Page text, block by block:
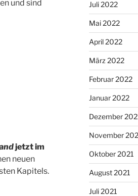
und sind
jetzt im
neuen
Kapitels.
Juli 2022
Mai 2022
April 2022
März 2022
Februar 2022
Januar 2022
Dezember
November
Oktober 2021
August 2021
Juli 2021